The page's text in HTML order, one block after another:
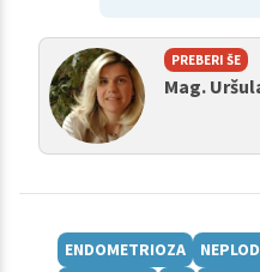
PREBERI ŠE
Mag.
ENDOMETRIOZA